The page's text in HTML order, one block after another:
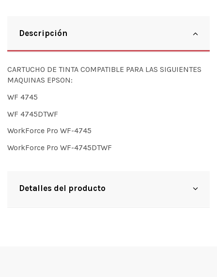
Descripción
CARTUCHO DE TINTA COMPATIBLE PARA LAS SIGUIENTES
MAQUINAS EPSON:
WF 4745
WF 4745DTWF
WorkForce Pro WF-4745
WorkForce Pro WF-4745DTWF
Detalles del producto